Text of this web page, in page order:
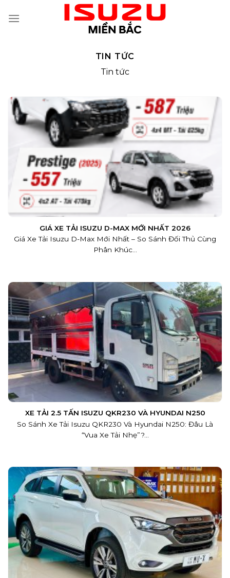
TIN TỨC
Tin tức
GIÁ XE TẢI ISUZU D-MAX MỚI NHẤT 2026
Giá Xe Tải Isuzu D-Max Mới Nhất – So Sánh Đối Thủ Cùng
Phân Khúc...
XE TẢI 2.5 TẤN ISUZU QKR230 VÀ HYUNDAI N250
So Sánh Xe Tải Isuzu QKR230 Và Hyundai N250: Đâu Là
“Vua Xe Tải Nhẹ”?...